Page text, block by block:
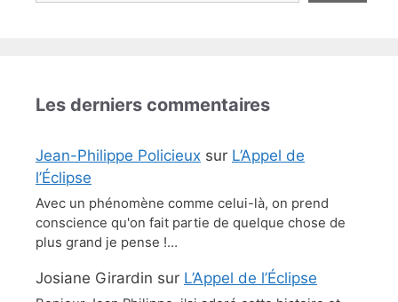
Les derniers commentaires
Jean-Philippe Policieux sur L’Appel de
l’Éclipse
Avec un phénomène comme celui-là, on prend
conscience qu'on fait partie de quelque chose de
plus grand je pense !…
Josiane Girardin sur L’Appel de l’Éclipse